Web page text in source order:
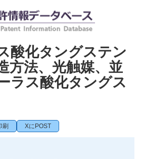
酸化タングステン
方法、光触媒、並
ラス酸化タングス
刷 XにPOST